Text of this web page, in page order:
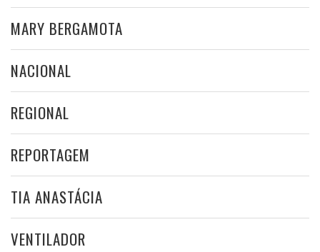
MARY BERGAMOTA
NACIONAL
REGIONAL
REPORTAGEM
TIA ANASTÁCIA
VENTILADOR